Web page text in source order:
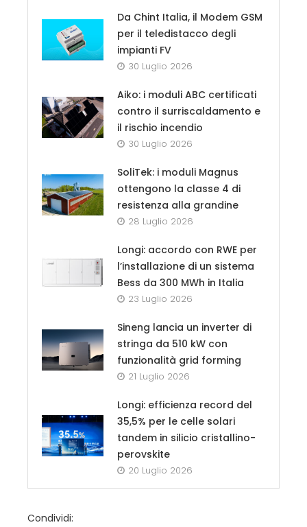
Da Chint Italia, il Modem GSM
per il teledistacco degli
impianti FV
30 Luglio 2026
Aiko: i moduli ABC certificati
contro il surriscaldamento e
il rischio incendio
30 Luglio 2026
SoliTek: i moduli Magnus
ottengono la classe 4 di
resistenza alla grandine
28 Luglio 2026
Longi: accordo con RWE per
l’installazione di un sistema
Bess da 300 MWh in Italia
23 Luglio 2026
Sineng lancia un inverter di
stringa da 510 kW con
funzionalità grid forming
21 Luglio 2026
Longi: efficienza record del
35,5% per le celle solari
tandem in silicio cristallino-
perovskite
20 Luglio 2026
Condividi: